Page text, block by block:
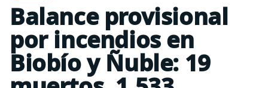
Balance provisional
por incendios en
Biobío y Ñuble: 19